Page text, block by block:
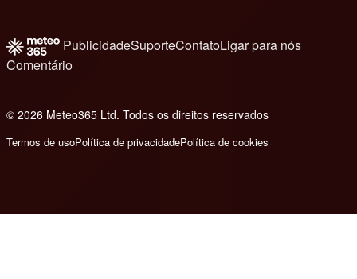
PublicidadeSuporteContatoLigar para nós
Comentário
© 2026 Meteo365 Ltd. Todos os direitos reservados
Termos de usoPolítica de privacidadePolítica de cookies